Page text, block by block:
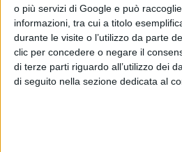
o più servizi di Google e può
informazioni, tra cui a titolo
durante le visite o l’utilizzo da parte
clic per concedere o negare il
di terze parti riguardo all’utilizzo dei
di seguito nella sezione dedicata al
PubblicatoLuglio 22, 2020
News cinema e film
daLa Redazione